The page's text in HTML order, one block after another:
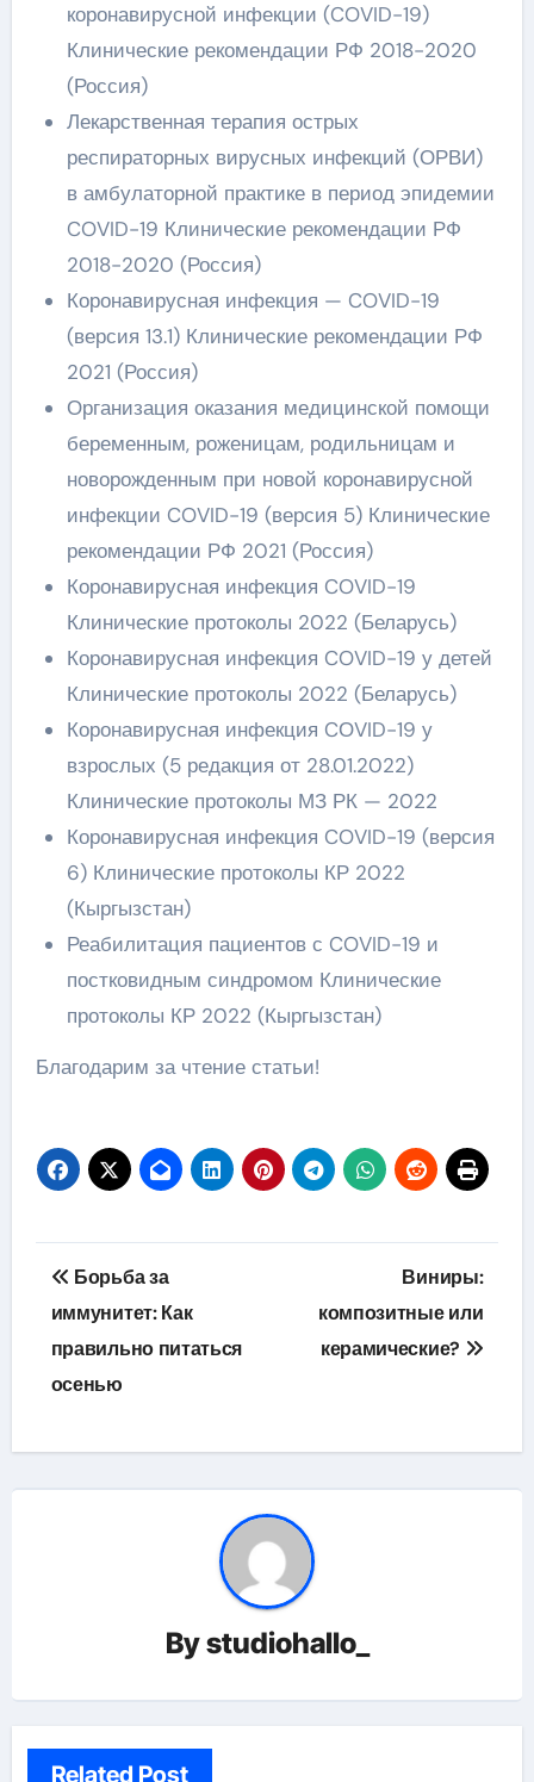
коронавирусной инфекции (COVID-19)
Клинические рекомендации РФ 2018-2020
(Россия)
Лекарственная терапия острых
респираторных вирусных инфекций (ОРВИ)
в амбулаторной практике в период эпидемии
COVID-19 Клинические рекомендации РФ
2018-2020 (Россия)
Коронавирусная инфекция — COVID-19
(версия 13.1) Клинические рекомендации РФ
2021 (Россия)
Организация оказания медицинской помощи
беременным, роженицам, родильницам и
новорожденным при новой коронавирусной
инфекции COVID-19 (версия 5) Клинические
рекомендации РФ 2021 (Россия)
Коронавирусная инфекция COVID-19
Клинические протоколы 2022 (Беларусь)
Коронавирусная инфекция COVID-19 у детей
Клинические протоколы 2022 (Беларусь)
Коронавирусная инфекция CОVID-19 у
взрослых (5 редакция от 28.01.2022)
Клинические протоколы МЗ РК — 2022
Коронавирусная инфекция COVID-19 (версия
6) Клинические протоколы КР 2022
(Кыргызстан)
Реабилитация пациентов с COVID-19 и
постковидным синдромом Клинические
протоколы КР 2022 (Кыргызстан)
Благодарим за чтение статьи!
Навигация
по
записям
Борьба за
иммунитет: Как
правильно питаться
осенью
Виниры:
композитные или
керамические?
Bystudiohallo_
Related Post